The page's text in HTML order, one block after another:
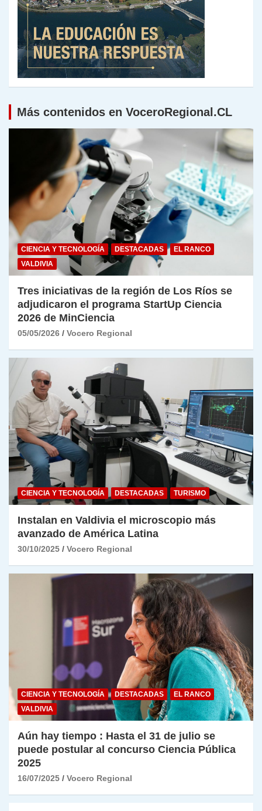
Más contenidos en VoceroRegional.CL
CIENCIA Y TECNOLOGÍA DESTACADAS
EL RANCO
VALDIVIA
Tres iniciativas de la región de Los Ríos se
adjudicaron el programa StartUp Ciencia
2026 de MinCiencia
05/05/2026 Vocero Regional
CIENCIA Y TECNOLOGÍA DESTACADAS TURISMO
Instalan en Valdivia el microscopio más
avanzado de América Latina
30/10/2025 Vocero Regional
CIENCIA Y TECNOLOGÍA DESTACADAS
EL RANCO
VALDIVIA
Aún hay tiempo : Hasta el 31 de julio se
puede postular al concurso Ciencia Pública
2025
16/07/2025 Vocero Regional